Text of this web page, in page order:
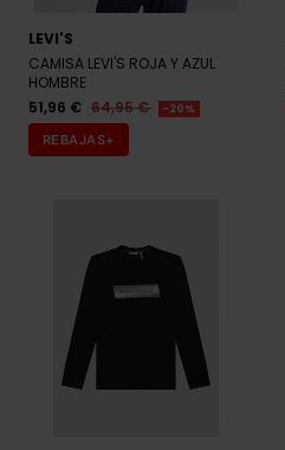
LEVI'S
CAMISA LEVI'S ROJA Y AZUL
HOMBRE
51,96 € 64,95 € -20%
REBAJAS+